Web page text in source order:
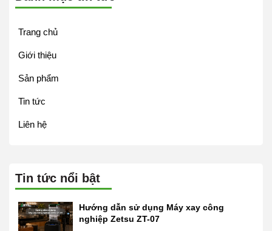
Trang chủ
Giới thiệu
Sản phẩm
Tin tức
Liên hệ
Tin tức nổi bật
Hướng dẫn sử dụng Máy xay công
nghiệp Zetsu ZT-07